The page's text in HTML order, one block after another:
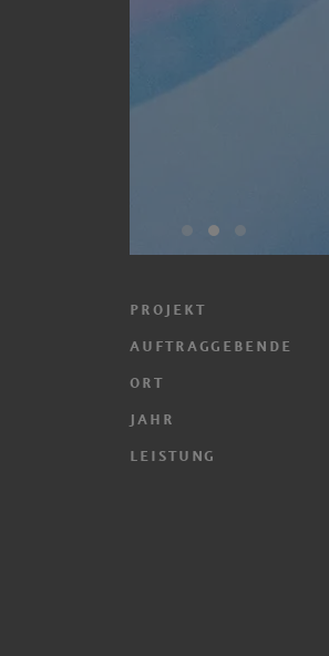
PROJEKT
AUFTRAGGEBENDE
ORT
JAHR
LEISTUNG